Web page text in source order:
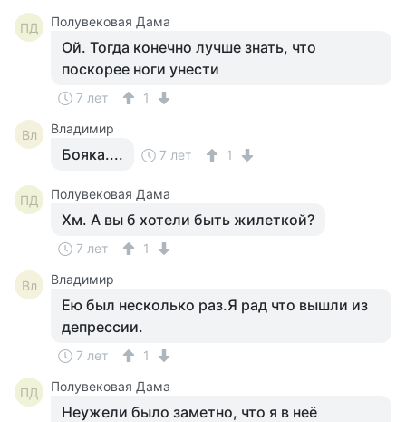
ПД Полувековая Дама
Ой. Тогда конечно лучше знать, что
поскорее ноги унести
7 лет 1
Вл Владимир
Бояка.... 7 лет 1
ПД Полувековая Дама
Хм. А вы б хотели быть жилеткой?
7 лет 1
Вл Владимир
Ею был несколько раз.Я рад что вышли из
депрессии.
7 лет 1
ПД Полувековая Дама
Неужели было заметно, что я в неё